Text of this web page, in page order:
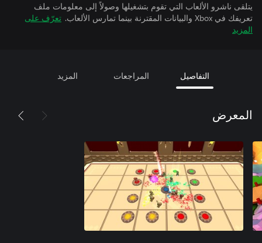
يتلقى ناشرو الألعاب التي تقوم بتشغيلها وصولاً إلى معلومات ملف
تعريفك في Xbox والبيانات المقترنة بينما تمارس الألعاب.
تعرّف على
المزيد
التفاصيل المراجعات المزيد
المعرض